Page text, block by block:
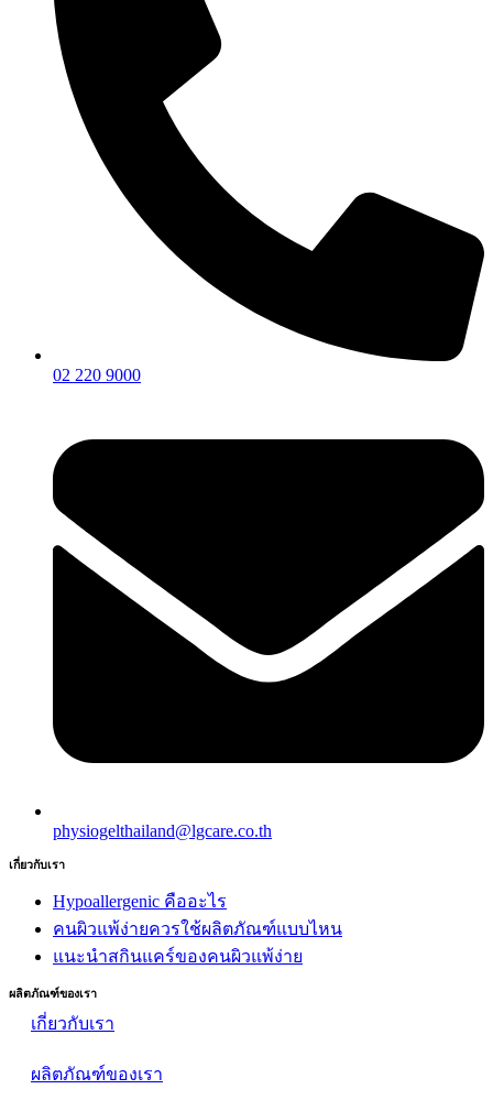
02 220 9000
physiogelthailand@lgcare.co.th
เกี่ยวกับเรา
Hypoallergenic คืออะไร
คนผิวแพ้ง่ายควรใช้ผลิตภัณฑ์แบบไหน
แนะนำสกินแคร์ของคนผิวแพ้ง่าย
ผลิตภัณฑ์ของเรา
เกี่ยวกับเรา
ผลิตภัณฑ์ของเรา